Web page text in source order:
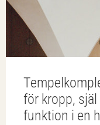
för kropp,
funktion i en